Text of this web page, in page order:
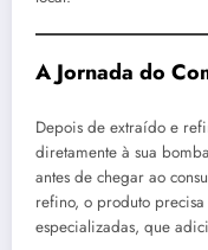
A Jornada do
Depois de extraído e
diretamente à sua
antes de chegar ao
refino, o produto
especializadas, que